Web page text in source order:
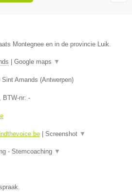
Montegnee en in de provincie Luik.
Google maps ▼
Sint Amands (Antwerpen)
, BTW-nr: -
Screenshot ▼
- Stemcoaching ▼